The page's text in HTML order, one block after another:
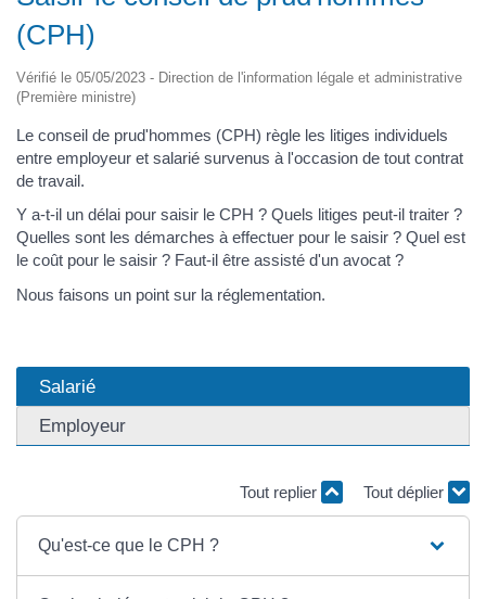
(CPH)
Vérifié le 05/05/2023 - Direction de l'information légale et administrative
(Première ministre)
Le conseil de prud'hommes (CPH) règle les litiges individuels
entre employeur et salarié survenus à l'occasion de tout contrat
de travail.
Y a-t-il un délai pour saisir le CPH ? Quels litiges peut-il traiter ?
Quelles sont les démarches à effectuer pour le saisir ? Quel est
le coût pour le saisir ? Faut-il être assisté d'un avocat ?
Nous faisons un point sur la réglementation.
Salarié
Employeur
Tout replier Tout déplier
Qu'est-ce que le CPH ?